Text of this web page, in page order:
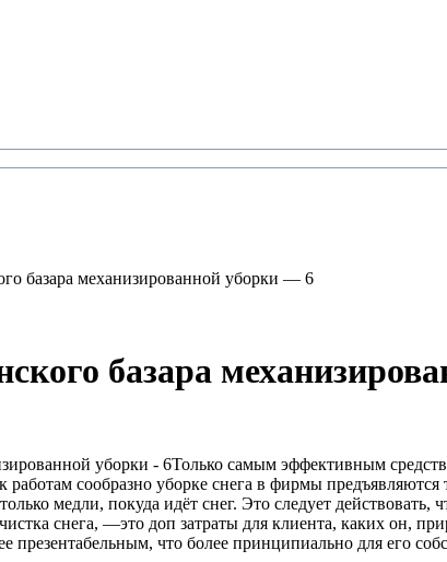
базара механизированной уборки — 6
базара
Только самым эффективным
работам сообразно уборке снега в фирмы
медли, покуда идёт снег. Это следует
снега, —это доп затраты для клиента, каких он,
презентабельным, что более принципиально для его